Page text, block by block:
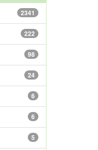
2341
222
98
24
6
6
5